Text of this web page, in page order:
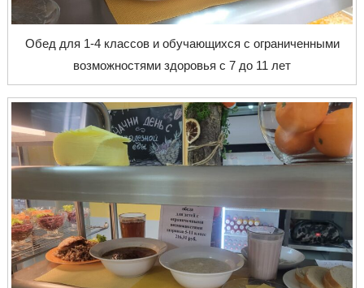
Обед для 1-4 классов и обучающихся с ограниченными
возможностями здоровья с 7 до 11 лет